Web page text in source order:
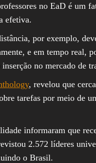
no EaD é um
efetiva.
por exemplo,
e em tempo real,
no mercado de
, revelou que
tarefas por meio de
informaram que
2.572 líderes
o Brasil.